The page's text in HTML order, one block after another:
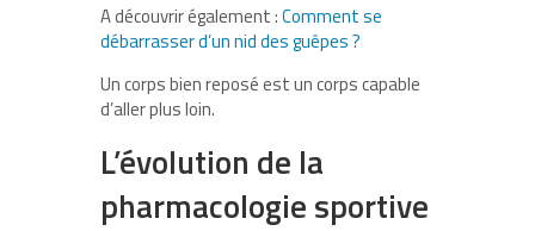
A découvrir également :Comment se
débarrasser d’un nid des guêpes ?
Un corps bien reposé est un corps capable
d’aller plus loin.
L’évolution de la
pharmacologie sportive